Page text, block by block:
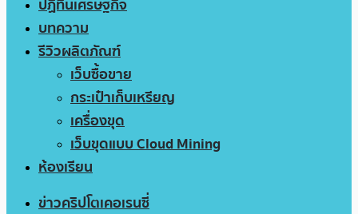
ปฏิทินเศรษฐกิจ
บทความ
รีวิวผลิตภัณฑ์
เว็บซื้อขาย
กระเป๋าเก็บเหรียญ
เครื่องขุด
เว็บขุดแบบ Cloud Mining
ห้องเรียน
ข่าวคริปโตเคอเรนซี่